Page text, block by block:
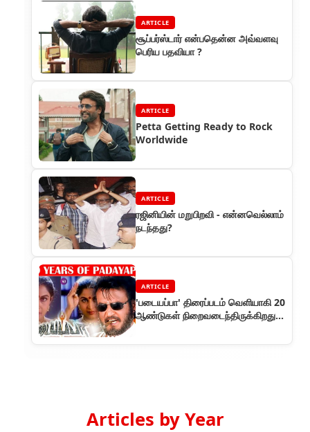
ARTICLE
சூப்பர்ஸ்டார் என்பதென்ன அவ்வளவு
பெரிய பதவியா ?
ARTICLE
Petta Getting Ready to Rock
Worldwide
ARTICLE
ரஜினியின் மறுபிறவி - என்னவெல்லாம்
நடந்தது?
ARTICLE
'படையப்பா' திரைப்படம் வெளியாகி 20
ஆண்டுகள் நிறைவடைந்திருக்கிறது.
Articles by Year